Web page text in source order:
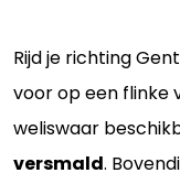
Rijd je richting
voor op een flinke
weliswaar
versmald.